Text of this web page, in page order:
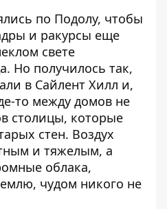
по Подолу, чтобы
и ракурсы еще
свете
Но получилось так,
в Сайлент Хилл и,
то между домов не
столицы, которые
стен. Воздух
и тяжелым, а
облака,
чудом никого не